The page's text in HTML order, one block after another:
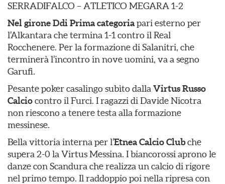
SERRADIFALCO – ATLETICO MEGARA 1-2
Nel girone Ddi Prima categoriapari esterno per
l’Alkantara che termina 1-1 contro il Real
Rocchenere. Per la formazione di Salanitri, che
terminerà l’incontro in nove uomini, va a segno
Garufi.
Pesante poker casalingo subìto dalla Virtus Russo
Calciocontro il Furci. I ragazzi di Davide Nicotra
non riescono a tenere testa alla formazione
messinese.
Bella vittoria interna per l’Etnea Calcio Clubche
supera 2-0 la Virtus Messina. I biancorossi aprono le
danze con Scandura che realizza un calcio di rigore
nel primo tempo. Il raddoppio poi nella ripresa con